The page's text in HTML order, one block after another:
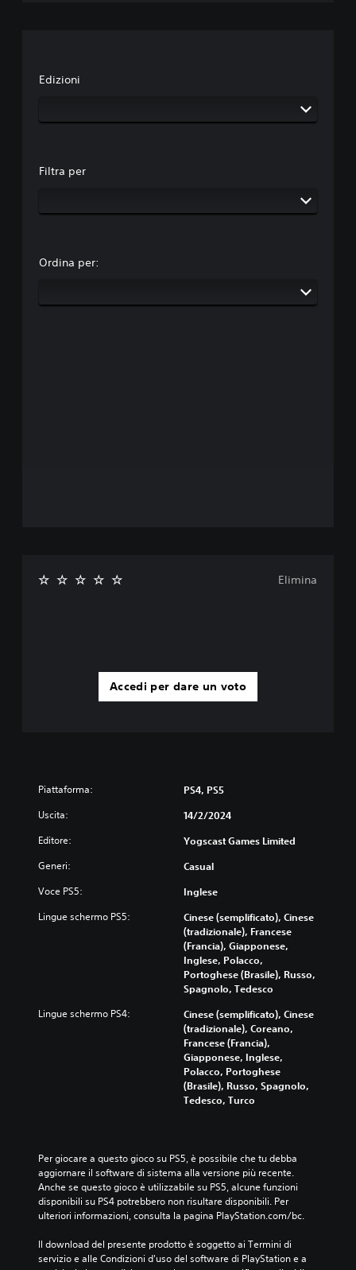
Edizioni
Filtra per
Ordina per:
Accedi per dare un voto
Elimina
Piattaforma: PS4, PS5
Uscita: 14/2/2024
Editore: Yogscast Games Limited
Generi: Casual
Voce PS5: Inglese
Lingue schermo PS5:
Cinese (semplificato), Cinese
(tradizionale), Francese
(Francia), Giapponese,
Inglese, Polacco,
Portoghese (Brasile), Russo,
Spagnolo, Tedesco
Lingue schermo PS4:
Cinese (semplificato), Cinese
(tradizionale), Coreano,
Francese (Francia),
Giapponese, Inglese,
Polacco, Portoghese
(Brasile), Russo, Spagnolo,
Tedesco, Turco
Per giocare a questo gioco su PS5, è possibile che tu debba
aggiornare il software di sistema alla versione più recente.
Anche se questo gioco è utilizzabile su PS5, alcune funzioni
disponibili su PS4 potrebbero non risultare disponibili. Per
ulteriori informazioni, consulta la pagina PlayStation.com/bc.
Il download del presente prodotto è soggetto ai Termini di
servizio e alle Condizioni d'uso del software di PlayStation e a